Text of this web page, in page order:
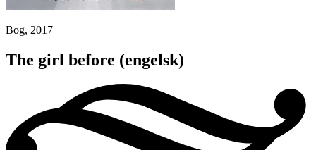
Bog, 2017
The girl before (engelsk)